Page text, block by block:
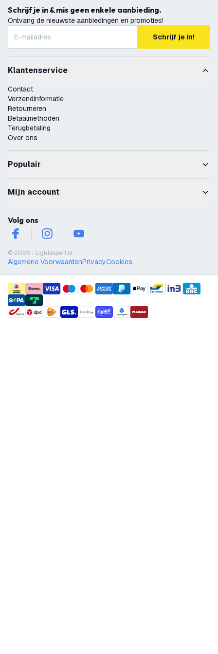
Schrijf je in & mis geen enkele aanbieding.
Ontvang de nieuwste aanbiedingen en promoties!
Schrijf je in!
Klantenservice
Contact
Verzendinformatie
Retourneren
Betaalmethoden
Terugbetaling
Over ons
Populair
Mijn account
Volg ons
facebookinstagramyoutube
© 2026 - Lightexpert.nl
Algemene VoorwaardenPrivacyCookies
payment methods
shipment methods